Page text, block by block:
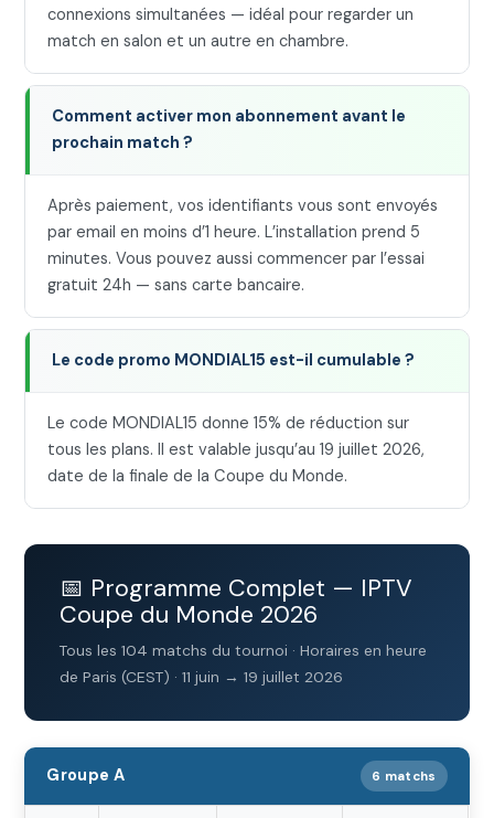
connexions simultanées — idéal pour regarder un
match en salon et un autre en chambre.
Comment activer mon abonnement avant le
prochain match ?
Après paiement, vos identifiants vous sont envoyés
par email en moins d’1 heure. L’installation prend 5
minutes. Vous pouvez aussi commencer par l’essai
gratuit 24h — sans carte bancaire.
Le code promo MONDIAL15 est-il cumulable ?
Le code MONDIAL15 donne 15% de réduction sur
tous les plans. Il est valable jusqu’au 19 juillet 2026,
date de la finale de la Coupe du Monde.
📅 Programme Complet — IPTV
Coupe du Monde 2026
Tous les 104 matchs du tournoi · Horaires en heure
de Paris (CEST) · 11 juin → 19 juillet 2026
Groupe A 6 matchs